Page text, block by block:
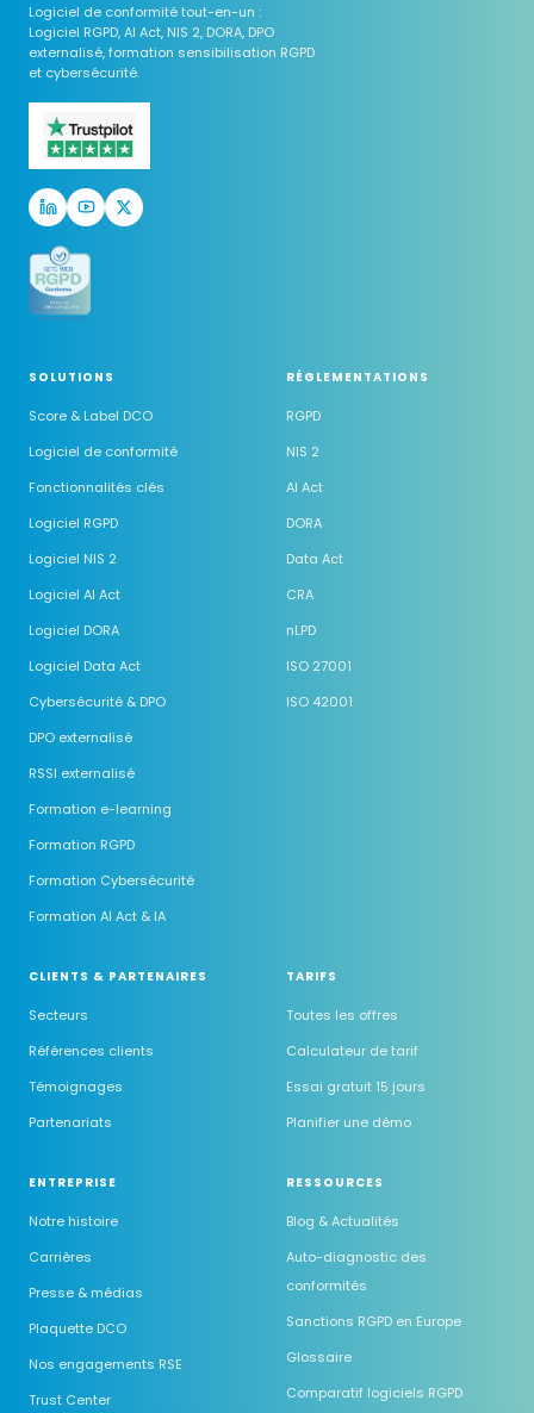
Logiciel de conformité tout-en-un :
Logiciel RGPD, AI Act, NIS 2, DORA, DPO
externalisé, formation sensibilisation RGPD
et cybersécurité.
SOLUTIONS
Score & Label DCO
Logiciel de conformité
Fonctionnalités clés
Logiciel RGPD
Logiciel NIS 2
Logiciel AI Act
Logiciel DORA
Logiciel Data Act
Cybersécurité & DPO
DPO externalisé
RSSI externalisé
Formation e-learning
Formation RGPD
Formation Cybersécurité
Formation AI Act & IA
RÉGLEMENTATIONS
RGPD
NIS 2
AI Act
DORA
Data Act
CRA
nLPD
ISO 27001
ISO 42001
CLIENTS & PARTENAIRES
Secteurs
Références clients
Témoignages
Partenariats
TARIFS
Toutes les offres
Calculateur de tarif
Essai gratuit 15 jours
Planifier une démo
ENTREPRISE
Notre histoire
Carrières
Presse & médias
Plaquette DCO
Nos engagements RSE
Trust Center
RESSOURCES
Blog & Actualités
Auto-diagnostic des
conformités
Sanctions RGPD en Europe
Glossaire
Comparatif logiciels RGPD